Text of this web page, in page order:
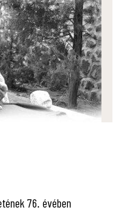
76. évében